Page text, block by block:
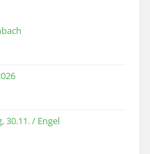
30.11. / Engel